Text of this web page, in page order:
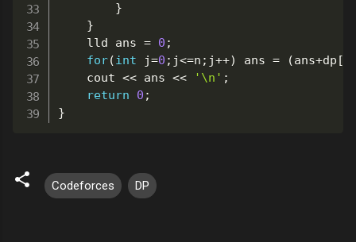
}
}
	lld ans
= 0 ;
for(int j=0 ; j<=n ; j++) ans = (ans+dp [
	cout
<< ans << '\n' ;
return
0 ;
}
Codeforces DP